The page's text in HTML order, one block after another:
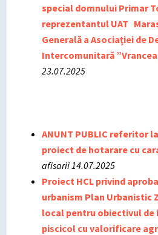
special domnului Primar
reprezentantul UAT
Generală a Asociaţiei de
Intercomunitară
23.07.2025
ANUNT PUBLIC referitor
proiect de hotarare cu
afisarii 14.07.2025
Proiect HCL privind
urbanism Plan Urbanistic
local pentru obiectivul de
piscicol cu valorificare